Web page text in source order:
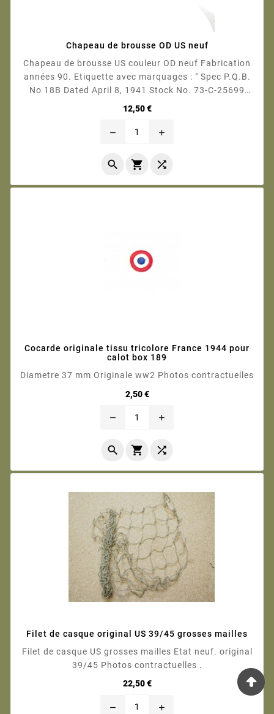
Chapeau de brousse OD US neuf
Chapeau de brousse US couleur OD neuf Fabrication
années 90. Etiquette avec marquages : " Spec P.Q.B.
No 18B Dated April 8, 1941 Stock No. 73-C-25699
12,50 €Prix
remove add
  
Cocarde originale tissu tricolore France 1944 pour
calot box 189
Diametre 37 mm Originale ww2 Photos contractuelles
2,50 €Prix
remove add
  
Filet de casque original US 39/45 grosses mailles
Filet de casque US grosses mailles Etat neuf. original
39/45 Photos contractuelles .
22,50 €Prix
remove add